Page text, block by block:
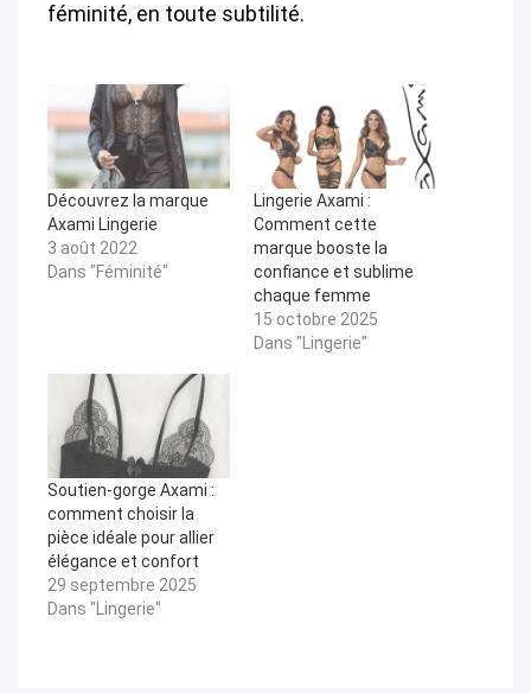
féminité, en toute subtilité.
Découvrez la marque
Axami Lingerie
3 août 2022
Dans "Féminité"
Lingerie Axami :
Comment cette
marque booste la
confiance et sublime
chaque femme
15 octobre 2025
Dans "Lingerie"
Soutien-gorge Axami :
comment choisir la
pièce idéale pour allier
élégance et confort
29 septembre 2025
Dans "Lingerie"